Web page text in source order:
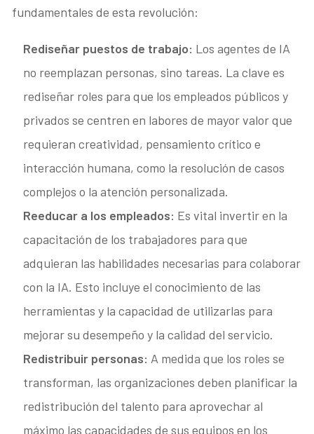
fundamentales de esta revolución:
Rediseñar puestos de trabajo: Los agentes de IA
no reemplazan personas, sino tareas. La clave es
rediseñar roles para que los empleados públicos y
privados se centren en labores de mayor valor que
requieran creatividad, pensamiento crítico e
interacción humana, como la resolución de casos
complejos o la atención personalizada.
Reeducar a los empleados: Es vital invertir en la
capacitación de los trabajadores para que
adquieran las habilidades necesarias para colaborar
con la IA. Esto incluye el conocimiento de las
herramientas y la capacidad de utilizarlas para
mejorar su desempeño y la calidad del servicio.
Redistribuir personas: A medida que los roles se
transforman, las organizaciones deben planificar la
redistribución del talento para aprovechar al
máximo las capacidades de sus equipos en los